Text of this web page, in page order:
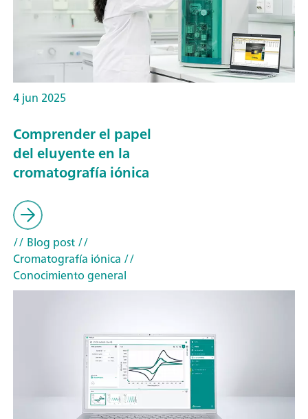
4 jun 2025
Comprender el papel
del eluyente en la
cromatografía iónica
// Blog post//
Cromatografía iónica //
Conocimiento general